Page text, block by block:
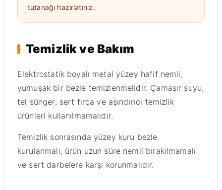
tutanağı hazırlatınız.
Temizlik ve Bakım
Elektrostatik boyalı metal yüzey hafif nemli,
yumuşak bir bezle temizlenmelidir. Çamaşır suyu,
tel sünger, sert fırça ve aşındırıcı temizlik
ürünleri kullanılmamalıdır.
Temizlik sonrasında yüzey kuru bezle
kurulanmalı, ürün uzun süre nemli bırakılmamalı
ve sert darbelere karşı korunmalıdır.